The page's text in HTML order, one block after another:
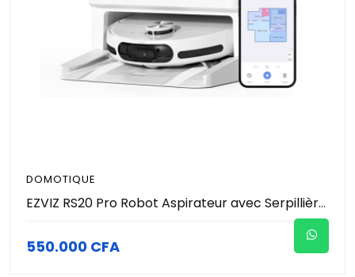
DOMOTIQUE
EZVIZ RS20 Pro Robot Aspirateur avec Serpillière Installation & Détachement Automatique, Brosse Latérale Surélevée, 7200 Pa, Nettoyage à l'eau Chaude 60°C, Séchage à l'Air Chaud, Balayage des Bords
550.000 CFA